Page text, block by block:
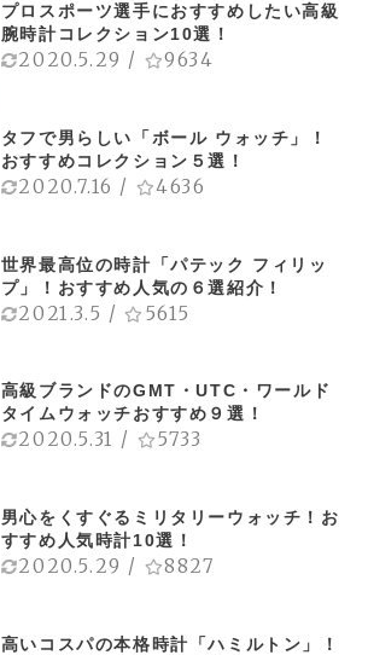
プロスポーツ選手におすすめしたい高級
腕時計コレクション10選！
2020.5.29 / 9634
タフで男らしい「ボール ウォッチ」！
おすすめコレクション５選！
2020.7.16 / 4636
世界最高位の時計「パテック フィリッ
プ」！おすすめ人気の６選紹介！
2021.3.5 / 5615
高級ブランドのGMT・UTC・ワールド
タイムウォッチおすすめ９選！
2020.5.31 / 5733
男心をくすぐるミリタリーウォッチ！お
すすめ人気時計10選！
2020.5.29 / 8827
高いコスパの本格時計「ハミルトン」！